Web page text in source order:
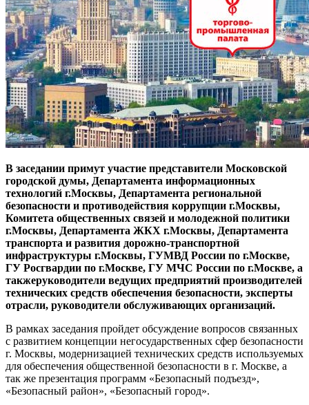
В заседании примут участие представители Московской
городской думы, Департамента информационных
технологий г.Москвы, Департамента региональной
безопасности и противодействия коррупции г.Москвы,
Комитета общественных связей и молодежной политики
г.Москвы, Департамента ЖКХ г.Москвы, Департамента
транспорта и развития дорожно-транспортной
инфраструктуры г.Москвы, ГУМВД России по г.Москве,
ГУ Росгвардии по г.Москве, ГУ МЧС России по г.Москве, а
такжеруководители ведущих предприятий производителей
технических средств обеспечения безопасности, эксперты
отрасли, руководители обслуживающих организаций.
В рамках заседания пройдет обсуждение вопросов связанных
с развитием концепции негосударственных сфер безопасности
г. Москвы, модернизацией технических средств используемых
для обеспечения общественной безопасности в г. Москве, а
так же презентация программ «Безопасный подъезд»,
«Безопасный район», «Безопасный город».